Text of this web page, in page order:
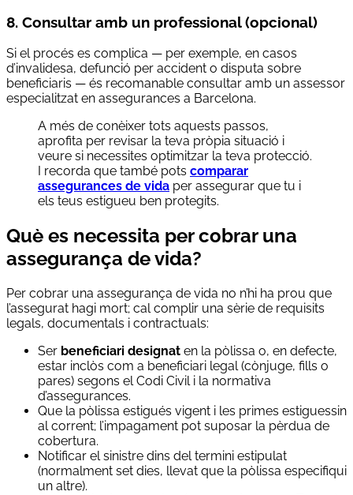
8. Consultar amb un professional (opcional)
Si el procés es complica — per exemple, en casos
d’invalidesa, defunció per accident o disputa sobre
beneficiaris — és recomanable consultar amb un assessor
especialitzat en assegurances a Barcelona.
A més de conèixer tots aquests passos,
aprofita per revisar la teva pròpia situació i
veure si necessites optimitzar la teva protecció.
I recorda que també pots comparar
assegurances de vida per assegurar que tu i
els teus estigueu ben protegits.
Què es necessita per cobrar una
assegurança de vida?
Per cobrar una assegurança de vida no n’hi ha prou que
l’assegurat hagi mort; cal complir una sèrie de requisits
legals, documentals i contractuals:
Ser beneficiari designat en la pòlissa o, en defecte,
estar inclòs com a beneficiari legal (cònjuge, fills o
pares) segons el Codi Civil i la normativa
d’assegurances.
Que la pòlissa estigués vigent i les primes estiguessin
al corrent; l’impagament pot suposar la pèrdua de
cobertura.
Notificar el sinistre dins del termini estipulat
(normalment set dies, llevat que la pòlissa especifiqui
un altre).